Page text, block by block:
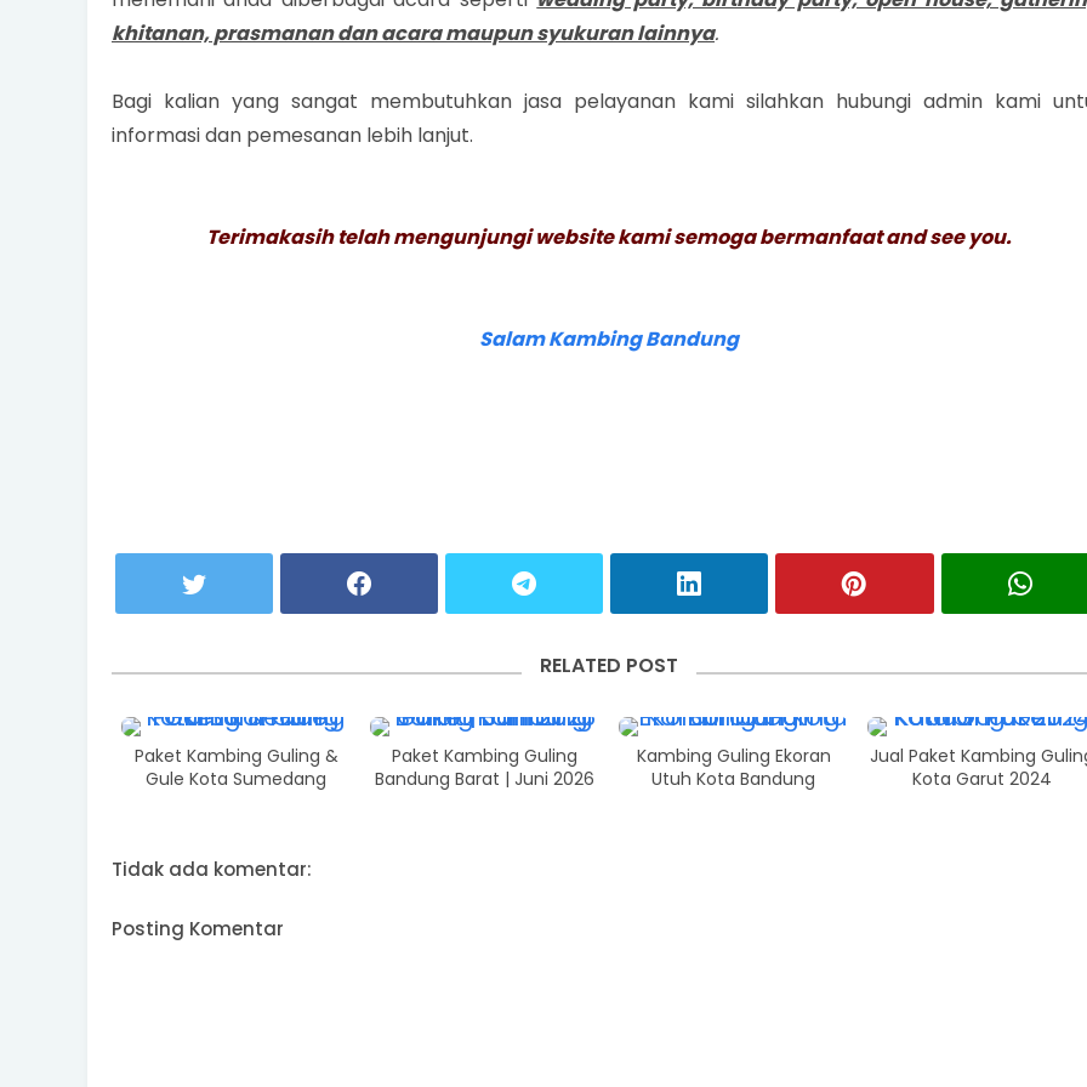
khitanan, prasmanan dan acara maupun syukuran lainnya.
Bagi kalian yang sangat membutuhkan jasa pelayanan kami silahkan hubungi admin kami
informasi dan pemesanan lebih lanjut.
Terimakasih telah mengunjungi website kami semoga bermanfaat and see you.
Salam Kambing Bandung
RELATED POST
Paket Kambing Guling &
Gule Kota Sumedang
Paket Kambing Guling
Bandung Barat | Juni 2026
Kambing Guling Ekoran
Utuh Kota Bandung
Jual Paket Kambing
Kota Garut 2024
Tidak ada komentar:
Posting Komentar